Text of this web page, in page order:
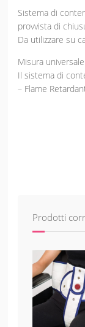
Sistema di
provvista di
Da utilizzare su
Misura
Il sistema di
– Flame
Prodotti